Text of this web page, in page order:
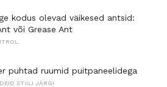
kodus olevad väikesed antsid:
või Grease Ant
puhtad ruumid puitpaneelidega
STIILI JÄRGI